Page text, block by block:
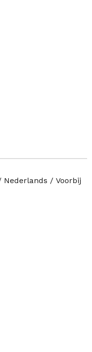
Nederlands / Voorbij